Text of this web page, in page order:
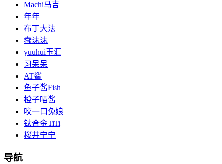
Machi马吉
年年
布丁大法
蠢沫沫
yuuhui玉汇
习呆呆
AT鲨
鱼子酱Fish
橙子喵酱
咬一口兔娘
钛合金TiTi
桜井宁宁
导航